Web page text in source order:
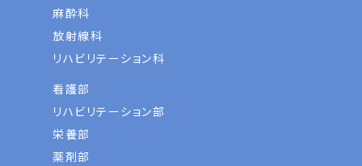
麻酔科
放射線科
リハビリテーション科
看護部
リハビリテーション部
栄養部
薬剤部